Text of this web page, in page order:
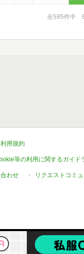
全595件中
利用規約
等の利用に関するガイド
わせ リクエストコミ